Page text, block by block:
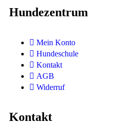
Hundezentrum
Mein Konto
Hundeschule
Kontakt
AGB
Widerruf
Kontakt